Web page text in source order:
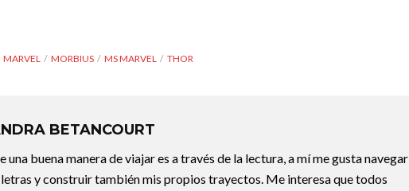
MARVEL MORBIUS MS MARVEL THOR
BETANCOURT
una buena manera de viajar es a través de la lectura, a mí me gusta navegar
y construir también mis propios trayectos. Me interesa que todos